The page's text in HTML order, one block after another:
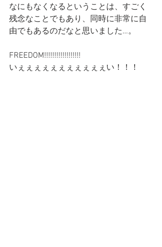
なにもなくなるということは、すごく
残念なことでもあり、同時に非常に自
由でもあるのだなと思いました…。
FREEDOM!!!!!!!!!!!!!!!!!!
いぇぇぇぇぇぇぇぇぇぇぇい！！！